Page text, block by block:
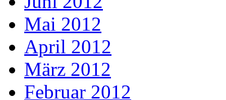
Mai 2012
April 2012
März 2012
Februar 2012